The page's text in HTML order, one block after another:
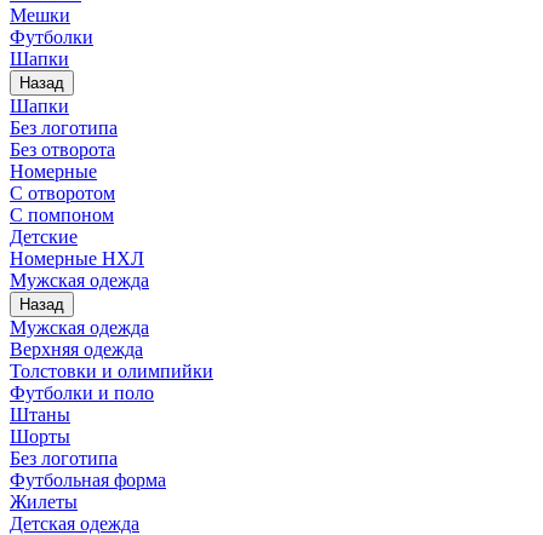
Мешки
Футболки
Шапки
Назад
Шапки
Без логотипа
Без отворота
Номерные
С отворотом
С помпоном
Детские
Номерные НХЛ
Мужская одежда
Назад
Мужская одежда
Верхняя одежда
Толстовки и олимпийки
Футболки и поло
Штаны
Шорты
Без логотипа
Футбольная форма
Жилеты
Детская одежда